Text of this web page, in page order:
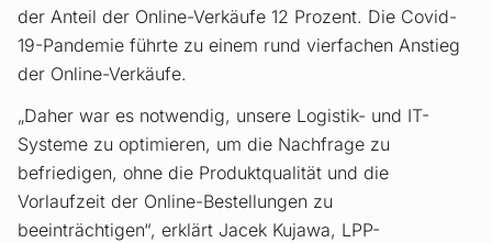
der Anteil der Online-Verkäufe 12 Prozent. Die Covid-
19-Pandemie führte zu einem rund vierfachen Anstieg
der Online-Verkäufe.
„Daher war es notwendig, unsere Logistik- und IT-
Systeme zu optimieren, um die Nachfrage zu
befriedigen, ohne die Produktqualität und die
Vorlaufzeit der Online-Bestellungen zu
beeinträchtigen“, erklärt Jacek Kujawa, LPP-